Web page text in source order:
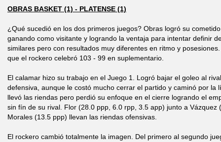
OBRAS BASKET (1) - PLATENSE (1)
¿Qué sucedió en los dos primeros juegos? Obras logró su
ganando como visitante y logrando la ventaja para intentar definir
similares pero con resultados muy diferentes en ritmo y
que el rockero celebró 103 - 99 en suplementario.
El calamar hizo su trabajo en el Juego 1. Logró bajar el goleo al
defensiva, aunque le costó mucho cerrar el partido y caminó por la
llevó las riendas pero perdió su enfoque en el cierre logrando el
sin fín de su rival. Flor (28.0 ppp, 6.0 rpp, 3.5 app) junto a Vázquez
Morales (13.5 ppp) llevan las riendas ofensivas.
El rockero cambió totalmente la imagen. Del primero al segundo